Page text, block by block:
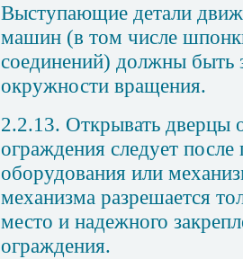
Выступающие детали
машин (в том числе
соединений) должны быть
окружности вращения.
2.2.13. Открывать дверцы
ограждения следует
оборудования или
механизма разрешается
место и надежного
ограждения.